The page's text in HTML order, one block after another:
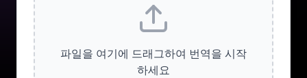
파일을 여기에 드래그하여 번역을 시작
하세요